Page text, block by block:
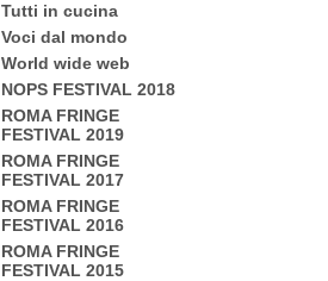
Tutti in cucina
Voci dal mondo
World wide web
NOPS FESTIVAL 2018
ROMA FRINGE
FESTIVAL 2019
ROMA FRINGE
FESTIVAL 2017
ROMA FRINGE
FESTIVAL 2016
ROMA FRINGE
FESTIVAL 2015